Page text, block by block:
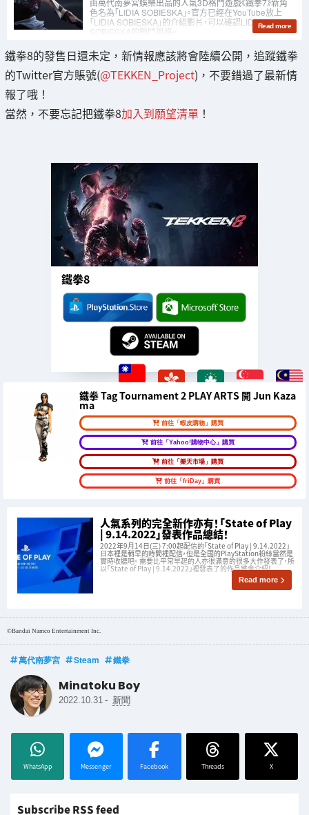
鐵拳8的發售日還未定，新情報應該將會陸續公開，追蹤鐵拳
的Twitter官方賬號(@TEKKEN_Project)，不要錯過了最新情
報了哦！
當然，不要忘記把鐵拳8加入到願望清單 ！
鐵拳8
鐵拳 Tag Tournament 2 PLAY ARTS 開 Jun Kaza
ma
前往「蝦皮購物」購買
前往「Yahoo!購物中心」購買
前往「樂天市場」購買
前往「friDay」購買
人氣系列的完全新作亦有！「State of Play
| 9.14.2022」發表作品總結！
2022年9月14日(三) 7:00起配信的「State of Play | 9.14.2022」
日本裡是稍早的時間裡配信，但是全國的PlayStation粉絲當然是
實時收聽吧。 需要比平常早起的人亦很滿意的很多大作發表了，所
以「State of Play | 9.14.2022」裡發表了的作品將會介紹！
Read more
©Bandai Namco Entertainment Inc.
萬代南夢宮 Steam 鐵拳
Minatoku Boy
2022.10.31 - 新聞
WhatsApp Messenger Facebook Threads X
Subscribe RSS feed